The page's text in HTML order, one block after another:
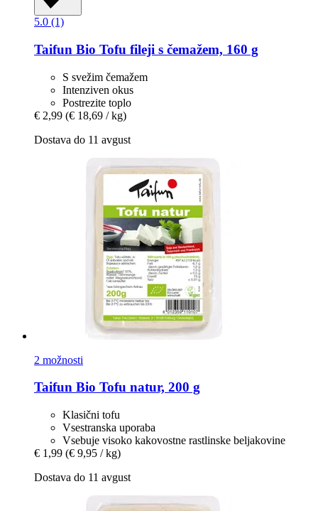
5.0 (1)
Taifun Bio Tofu fileji s čemažem, 160 g
S svežim čemažem
Intenziven okus
Postrezite toplo
€ 2,99 (€ 18,69 / kg)
Dostava do 11 avgust
2 možnosti
Taifun Bio Tofu natur, 200 g
Klasični tofu
Vsestranska uporaba
Vsebuje visoko kakovostne rastlinske beljakovine
€ 1,99 (€ 9,95 / kg)
Dostava do 11 avgust